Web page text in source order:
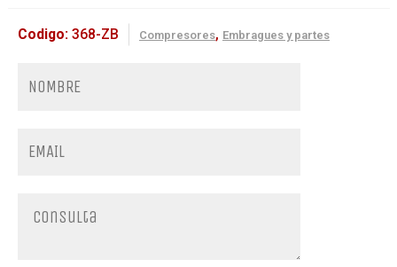
Codigo: 368-ZB Compresores, Embragues y partes